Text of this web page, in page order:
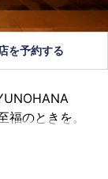
を予約する
福のときを。